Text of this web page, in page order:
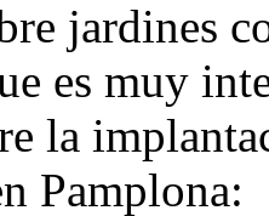
jardines
es muy
la